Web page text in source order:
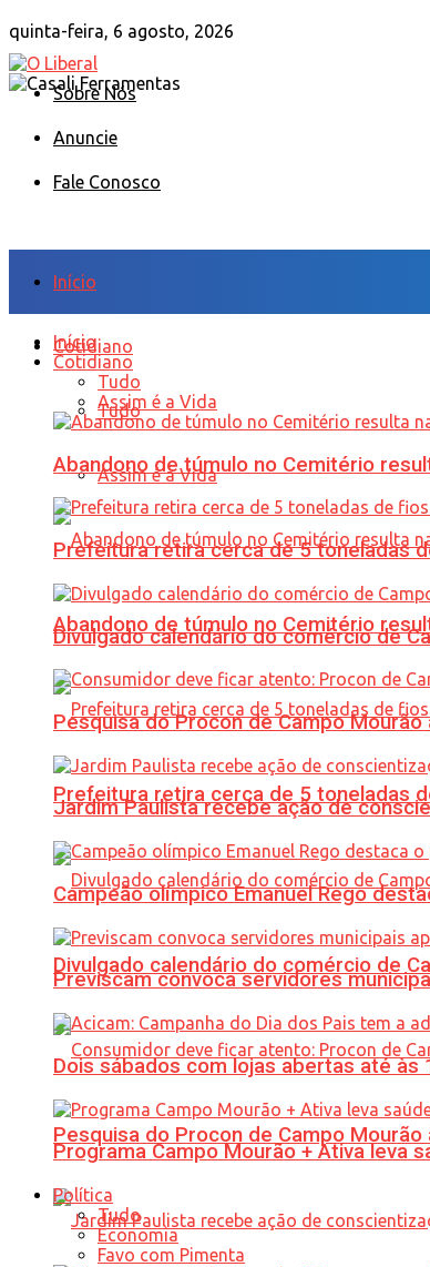
quinta-feira, 6 agosto, 2026
Sobre Nós
Anuncie
Fale Conosco
Início
Cotidiano
Tudo
Assim é a Vida
Abandono de túmulo no Cemitério
Prefeitura retira cerca de 5 toneladas
Divulgado calendário do comércio de
Pesquisa do Procon de Campo
Início
Cotidiano
Tudo
Assim é a Vida
Abandono de túmulo no Cemitério
Prefeitura retira cerca de 5 toneladas
Divulgado calendário do comércio de
Pesquisa do Procon de Campo
Jardim Paulista recebe ação de
Campeão olímpico Emanuel Rego
Previscam convoca servidores
Dois sábados com lojas abertas até às
Programa Campo Mourão + Ativa leva
Política
Tudo
Economia
Favo com Pimenta